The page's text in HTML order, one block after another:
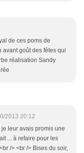
de ces poms de
avant goût des fêtes qui
réalisation Sandy
2013 20:12
leur avais promis une
... à refaire pour les
/> <br /> Bises du soir,